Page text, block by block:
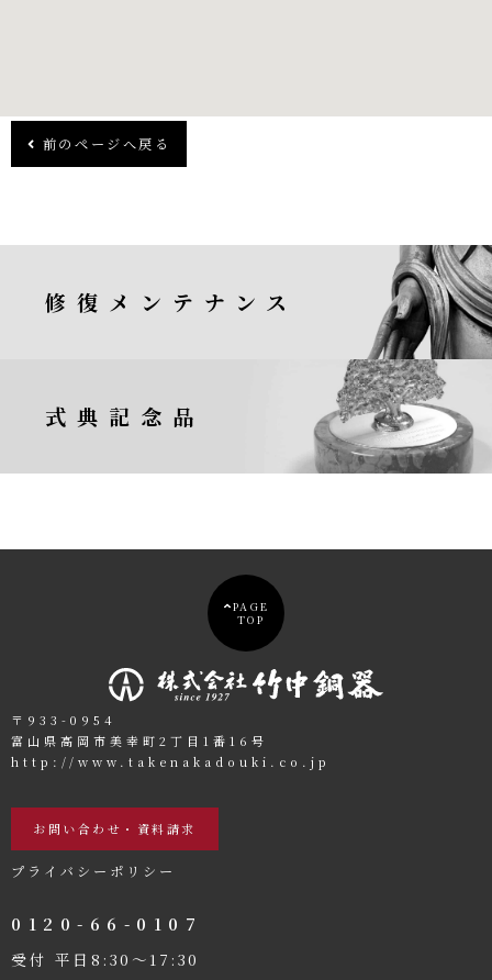
前のページへ戻る
修復メンテナンス
式典記念品
0120-66-0107
受付 平日8:30〜17:30
お問い合わせ・資料請求
プライバシーポリシー
〒933-0954
富山県高岡市美幸町2丁目1番16号
http://www.takenakadouki.co.jp
PAGE
TOP